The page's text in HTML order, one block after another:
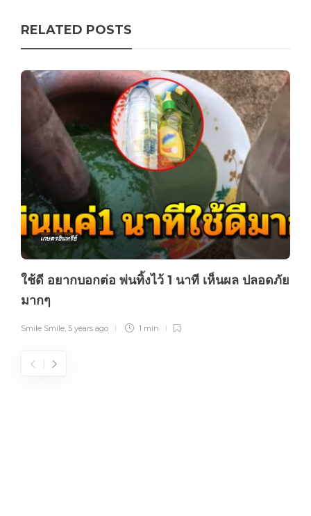
RELATED POSTS
เกษตรอินทรีย์
ใช้ดี อยากบอกต่อ พ่นทิ้งไว้ 1 นาที เห็นผล ปลอดภัย
มากๆ
Smile Smile 5 years ago 1 min